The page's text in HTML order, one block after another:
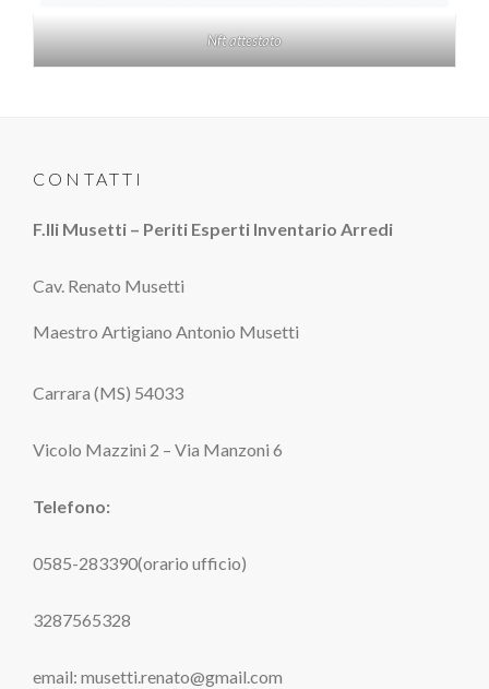
Nft attestato
CONTATTI
F.lli Musetti – Periti Esperti Inventario Arredi
Cav. Renato Musetti
Maestro Artigiano Antonio Musetti
Carrara (MS) 54033
Vicolo Mazzini 2 – Via Manzoni 6
Telefono:
0585-283390(orario ufficio)
3287565328
email: musetti.renato@gmail.com